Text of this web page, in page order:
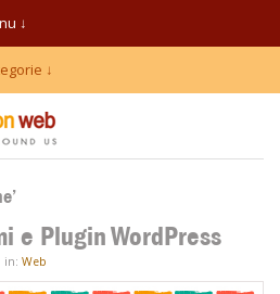
↓
↓
e Plugin WordPress
in: Web